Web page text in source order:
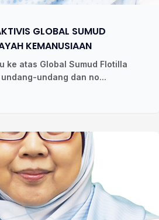
GLOBAL SUMUD
KEMANUSIAAN
ke atas Global Sumud Flotilla
undang dan no...